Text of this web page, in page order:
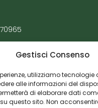
Gestisci Consenso
utilizziamo tecnologie
alle informazioni del
di elaborare dati
questo sito. Non